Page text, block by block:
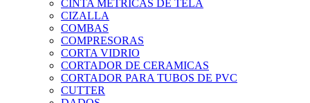
CINTA METRICAS DE TELA
CIZALLA
COMBAS
COMPRESORAS
CORTA VIDRIO
CORTADOR DE CERAMICAS
CORTADOR PARA TUBOS DE PVC
CUTTER